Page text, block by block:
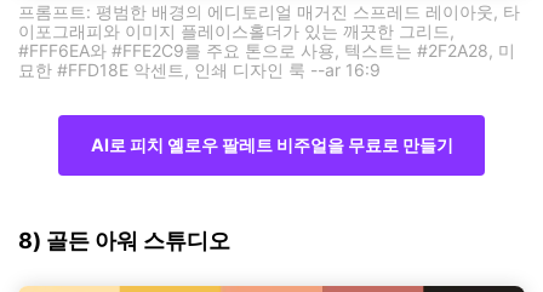
프롬프트: 평범한 배경의 에디토리얼 매거진 스프레드 레이아웃, 타
이포그래피와 이미지 플레이스홀더가 있는 깨끗한 그리드,
#FFF6EA와 #FFE2C9를 주요 톤으로 사용, 텍스트는 #2F2A28, 미
묘한 #FFD18E 악센트, 인쇄 디자인 룩 --ar 16:9
AI로 피치 옐로우 팔레트 비주얼을 무료로 만들기
8) 골든 아워 스튜디오